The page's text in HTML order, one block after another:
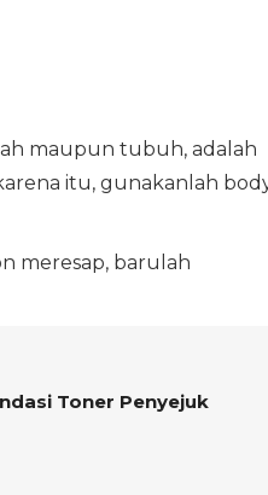
maupun tubuh, adalah
itu, gunakanlah
meresap, barulah
Toner Penyejuk